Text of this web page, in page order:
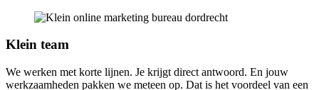
Klein team
We werken met korte lijnen. Je krijgt direct antwoord. En jouw
werkzaamheden pakken we meteen op. Dat is het voordeel van een